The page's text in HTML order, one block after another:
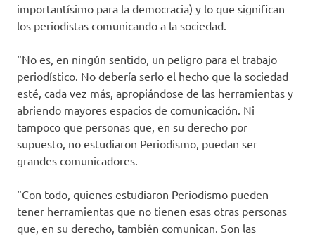
importantísimo para la democracia) y lo que significan
los periodistas comunicando a la sociedad.
“No es, en ningún sentido, un peligro para el trabajo
periodístico. No debería serlo el hecho que la sociedad
esté, cada vez más, apropiándose de las herramientas y
abriendo mayores espacios de comunicación. Ni
tampoco que personas que, en su derecho por
supuesto, no estudiaron Periodismo, puedan ser
grandes comunicadores.
“Con todo, quienes estudiaron Periodismo pueden
tener herramientas que no tienen esas otras personas
que, en su derecho, también comunican. Son las